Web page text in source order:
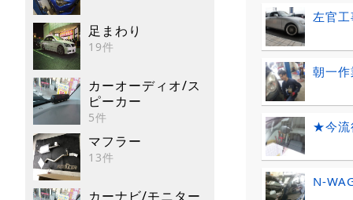
足まわり
19件
カーオーディオ/ス
ピーカー
5件
マフラー
13件
カーナビ/モニター
左官
朝一
★今
N-